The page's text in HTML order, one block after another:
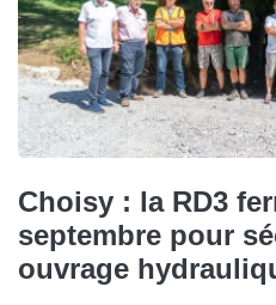
Choisy : la RD3
septembre pour
ouvrage